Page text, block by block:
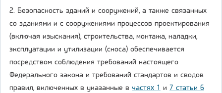
2. Безопасность зданий и сооружений, а также связанных
со зданиями и с сооружениями процессов проектирования
(включая изыскания), строительства, монтажа, наладки,
эксплуатации и утилизации (сноса) обеспечивается
посредством соблюдения требований настоящего
Федерального закона и требований стандартов и сводов
правил, включенных в указанные в частях 1 и 7 статьи 6